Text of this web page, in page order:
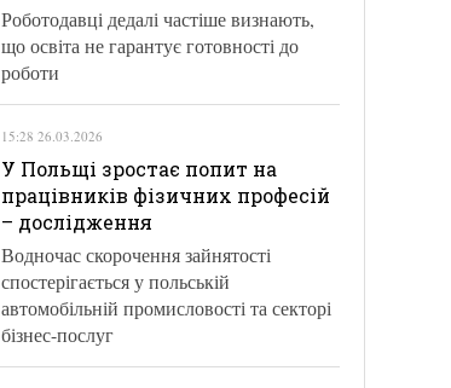
Роботодавці дедалі частіше визнають,
що освіта не гарантує готовності до
роботи
15:28 26.03.2026
У Польщі зростає попит на
працівників фізичних професій
– дослідження
Водночас скорочення зайнятості
спостерігається у польській
автомобільній промисловості та секторі
бізнес-послуг